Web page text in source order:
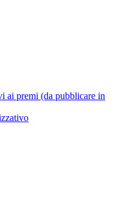
ai premi (da pubblicare in